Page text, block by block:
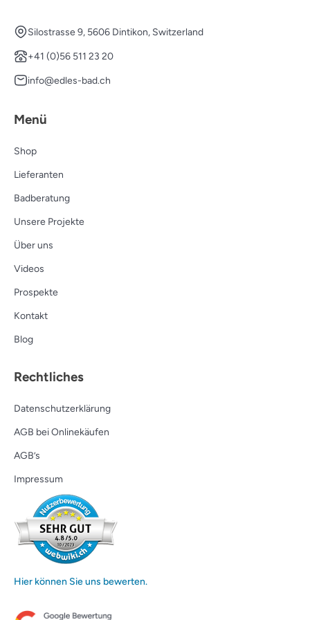
Silostrasse 9, 5606 Dintikon, Switzerland
+41 (0)56 511 23 20
info@edles-bad.ch
Menü
Shop
Lieferanten
Badberatung
Unsere Projekte
Über uns
Videos
Prospekte
Kontakt
Blog
Rechtliches
Datenschutzerklärung
AGB bei Onlinekäufen
AGB’s
Impressum
Hier können Sie uns bewerten.